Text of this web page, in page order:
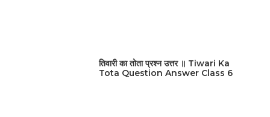
तिवारी का तोता प्रश्न उत्तर ॥ Tiwari Ka
Tota Question Answer Class 6